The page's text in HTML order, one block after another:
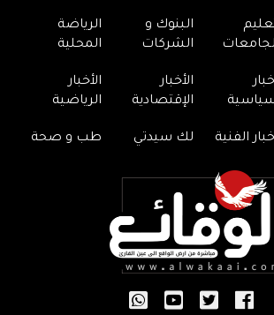
البنوك و
الشركات
الرياضة
المحلية
الأخبار
الإقتصادية
الأخبار
الرياضية
الفنية لك سيدتي طب و صحة